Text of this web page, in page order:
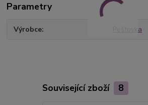
Parametry
Výrobce Peštovka
Související zboží 8